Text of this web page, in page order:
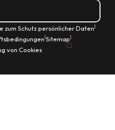
zum Schutz persönlicher Daten|
|Sitemap|
von Cookies